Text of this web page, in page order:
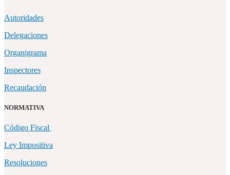
Autoridades
Delegaciones
Organigrama
Inspectores
Recaudación
NORMATIVA
Código Fiscal
Ley Impositiva
Resoluciones